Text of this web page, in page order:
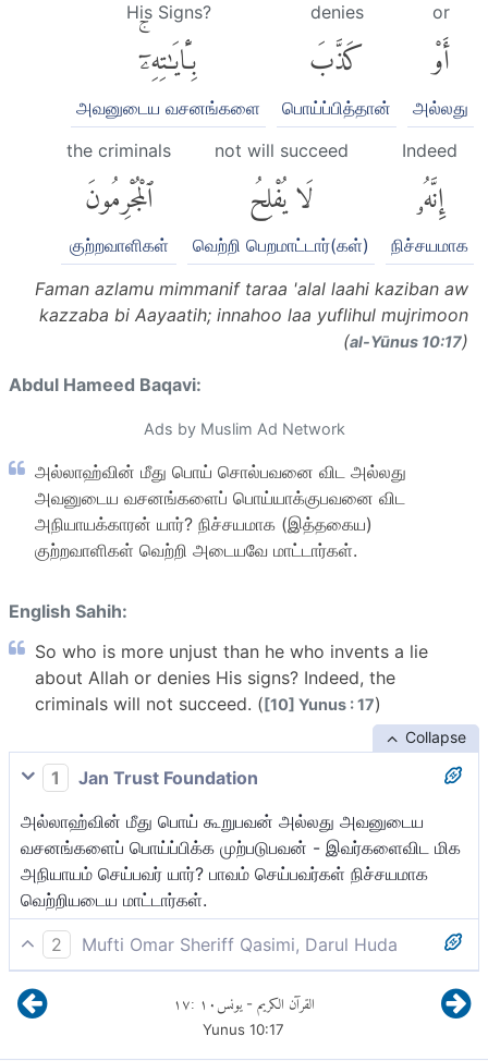
or
أَوْ
அல்லது
denies
كَذَّبَ
பொய்ப்பித்தான்
His Signs?
بِـَٔايَٰتِهِۦٓۚ
அவனுடைய வசனங்களை
Indeed
إِنَّهُۥ
நிச்சயமாக
not will succeed
لَا يُفْلِحُ
வெற்றி பெறமாட்டார்(கள்)
the criminals
ٱلْمُجْرِمُونَ
குற்றவாளிகள்
Faman azlamu mimmanif taraa 'alal laahi kaziban aw
kazzaba bi Aayaatih; innahoo laa yuflihul mujrimoon
(al-Yūnus 10:17)
Abdul Hameed Baqavi:
Ads by Muslim Ad Network
அல்லாஹ்வின் மீது பொய் சொல்பவனை விட அல்லது
அவனுடைய வசனங்களைப் பொய்யாக்குபவனை விட
அநியாயக்காரன் யார்? நிச்சயமாக (இத்தகைய)
குற்றவாளிகள் வெற்றி அடையவே மாட்டார்கள்.
English Sahih:
So who is more unjust than he who invents a lie
about Allah or denies His signs? Indeed, the
criminals will not succeed. ([10] Yunus : 17)
Collapse
1
Jan Trust Foundation
அல்லாஹ்வின் மீது பொய் கூறுபவன் அல்லது அவனுடைய
வசனங்களைப் பொய்ப்பிக்க முற்படுபவன் - இவர்களைவிட மிக
அநியாயம் செய்பவர் யார்? பாவம் செய்பவர்கள் நிச்சயமாக
வெற்றியடைய மாட்டார்கள்.
2
Mufti Omar Sheriff Qasimi, Darul Huda
அல்லாஹ்வின் மீது பொய்யை இட்டுக்கட்டியவனைவிட அல்லது
அவனுடைய வசனங்களைப் பொய்ப்பித்தவனைவிட பெரும்
அநியாயக்காரன் யார்? நிச்சயமாக குற்றவாளிகள் வெற்றிபெற
القرآن الكريم - يونس١٠ :١٧
Yunus 10:17